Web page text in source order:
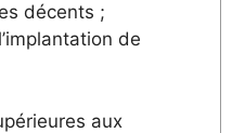
décents ;
de
aux